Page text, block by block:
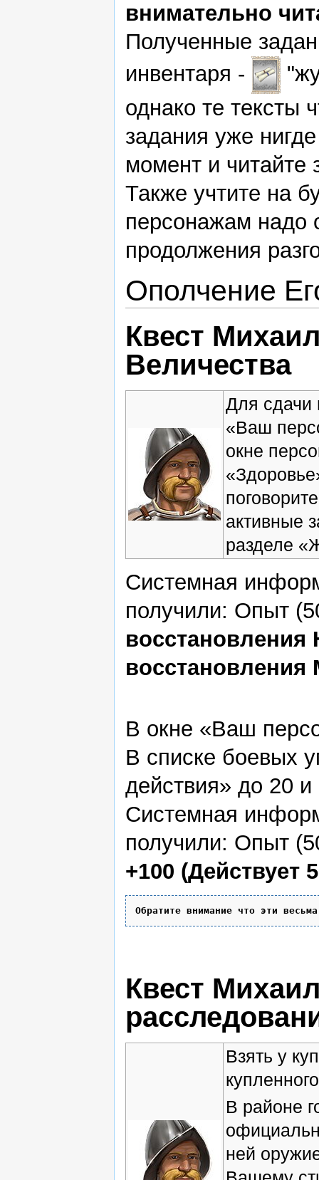
внимательно
Полученные
инвентаря -
однако те тексты
задания уже
момент и читайте
Также учтите на
персонажам надо
продолжения
Ополчение
Квест
Величества
Для сдачи
«Ваш
окне
активные
разделе
Системная
получили: Опыт
восстановления
восстановления
В окне «Ваш
В списке боевых
действия» до 20
Системная
получили: Опыт
+100 (Действует
Обратите внимание что эти
Квест
Взять у
В районе
ней